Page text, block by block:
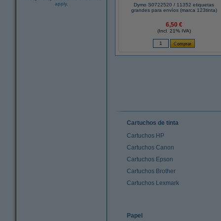
apply.
Dymo S0722520 / 11352 etiquetas
grandes para envíos (marca 123tinta)
6,50 €
(Incl. 21% IVA)
Cartuchos de tinta
Cartuchos HP
Cartuchos Canon
Cartuchos Epson
Cartuchos Brother
Cartuchos Lexmark
Papel